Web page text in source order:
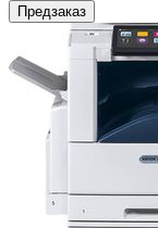
Предзаказ